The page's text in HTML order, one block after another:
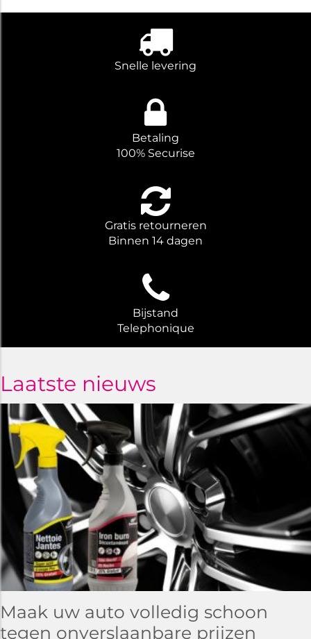
Snelle levering
Betaling
100% Securise
Gratis retourneren
Binnen 14 dagen
Bijstand
Telephonique
Laatste nieuws
Maak uw auto volledig schoon
tegen onverslaanbare prijzen